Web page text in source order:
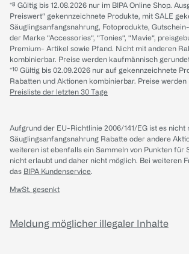
*⁸ Gültig bis 12.08.2026 nur im BIPA Online Shop.
Preiswert“ gekennzeichnete Produkte, mit SALE
Säuglingsanfangsnahrung, Fotoprodukte,
der Marke “Accessories“, “Tonies“, “Mavie“,
Premium- Artikel sowie Pfand. Nicht mit anderen
kombinierbar. Preise werden kaufmännisch
*¹⁰ Gültig bis 02.09.2026 nur auf gekennzeichnete
Rabatten und Aktionen kombinierbar. Preise
Preisliste der letzten 30 Tage
Aufgrund der EU-Richtlinie 2006/141/EG ist es nicht
Säuglingsanfangsnahrung Rabatte oder andere
weiteren ist ebenfalls ein Sammeln von Punkten für
nicht erlaubt und daher nicht möglich. Bei weiteren
das BIPA Kundenservice.
MwSt. gesenkt
Meldung möglicher illegaler Inhalte